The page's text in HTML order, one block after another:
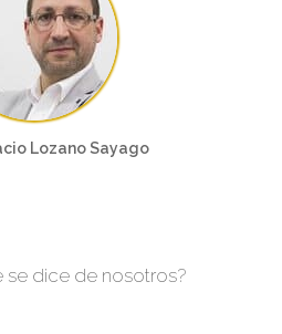
Lozano Sayago
se dice de nosotros?